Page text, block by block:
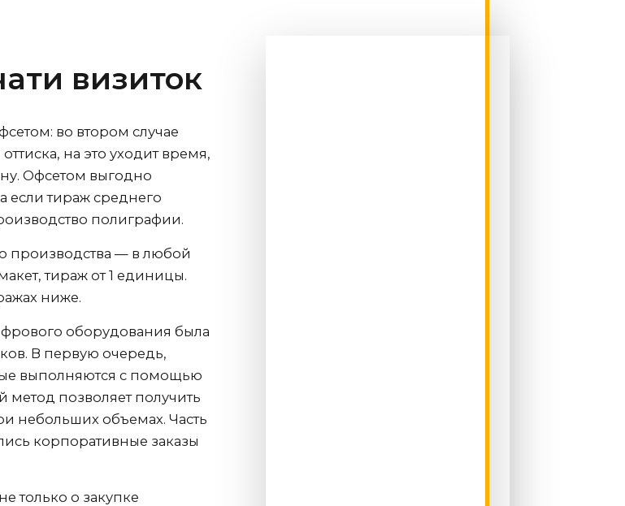
визиток
во втором случае
на это уходит время,
Офсетом выгодно
если тираж среднего
полиграфии.
производства — в любой
тираж от 1 единицы.
ниже.
оборудования была
В первую очередь,
выполняются с помощью
позволяет получить
небольших объемах. Часть
корпоративные заказы
только о закупке